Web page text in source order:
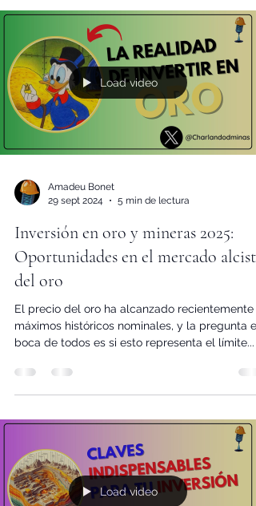
Load video
29 sept 2024
5 min de lectura
Inversión en oro y mineras 2025:
Oportunidades en el mercado alcista
del oro
El precio del oro ha alcanzado recientemente
boca de todos es si esto representa el límite...